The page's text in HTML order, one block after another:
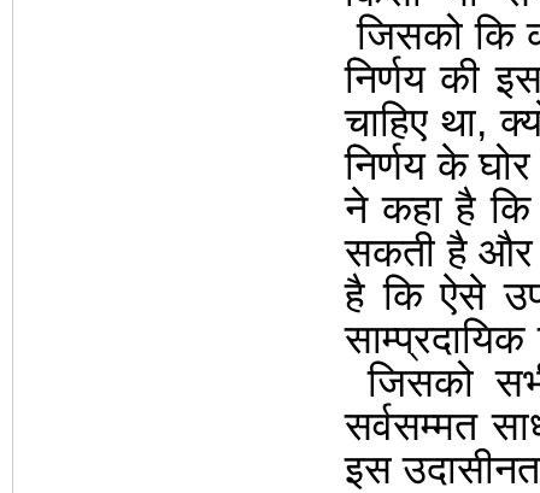
जिसको कि
निर्णय की
चाहिए था,
निर्णय के
ने कहा है कि
सकती है और
है कि ऐसे
साम्प्रदायिक
जिसको
सर्वसम्मत
इस